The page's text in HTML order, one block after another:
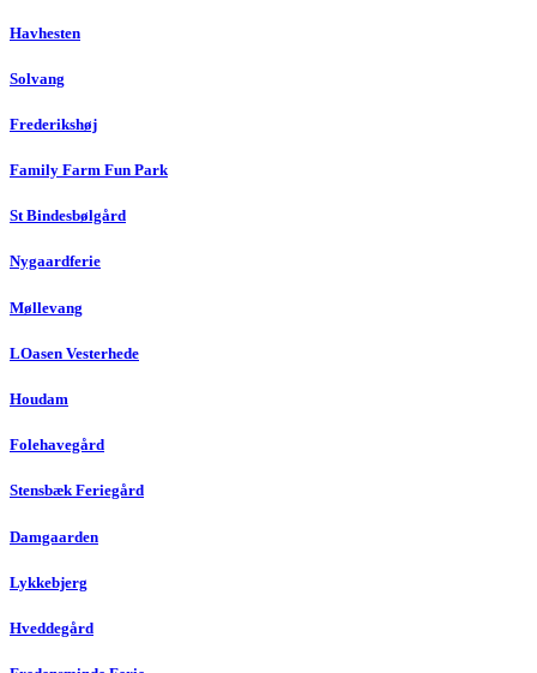
Havhesten
Solvang
Frederikshøj
Family Farm Fun Park
St Bindesbølgård
Nygaardferie
Møllevang
LOasen Vesterhede
Houdam
Folehavegård
Stensbæk Feriegård
Damgaarden
Lykkebjerg
Hveddegård